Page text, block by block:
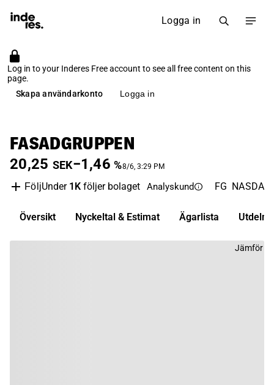
Logga in
Log in to your Inderes Free account to see all free content on this
page.
Skapa användarkonto
Logga in
FASADGRUPPEN
20,25 SEK−1,46 %8/6, 3:29 PM
FöljUnder 1K följer bolaget Analyskund FG
Översikt Nyckeltal & Estimat Ägarlista
Jämför